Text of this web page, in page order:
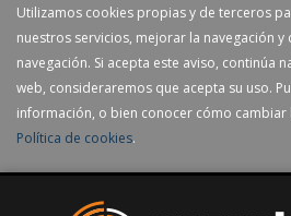
Utilizamos cookies propias y de terceros
nuestros servicios, mejorar la navegación
navegación. Si acepta este aviso, continúa
web, consideraremos que acepta su uso.
información, o bien conocer cómo cambiar
Política de cookies.